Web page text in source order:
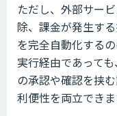
ただし、外部サー
除、課金が発生す
を完全自動化する
実行経由であって
の承認や確認を挟
利便性を両立できま